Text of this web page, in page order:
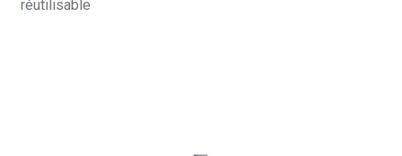
réutilisable